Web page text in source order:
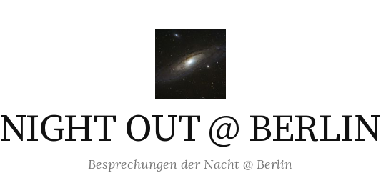
NIGHT OUT @ BERLIN
Besprechungen der Nacht @ Berlin